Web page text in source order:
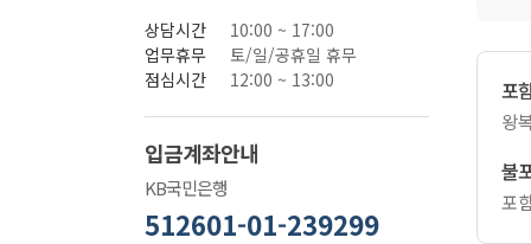
상담시간
10:00 ~ 17:00
업무휴무
토/일/공휴일 휴무
점심시간
12:00 ~ 13:00
입금계좌안내
KB국민은행
512601-01-239299
포
왕
불
포